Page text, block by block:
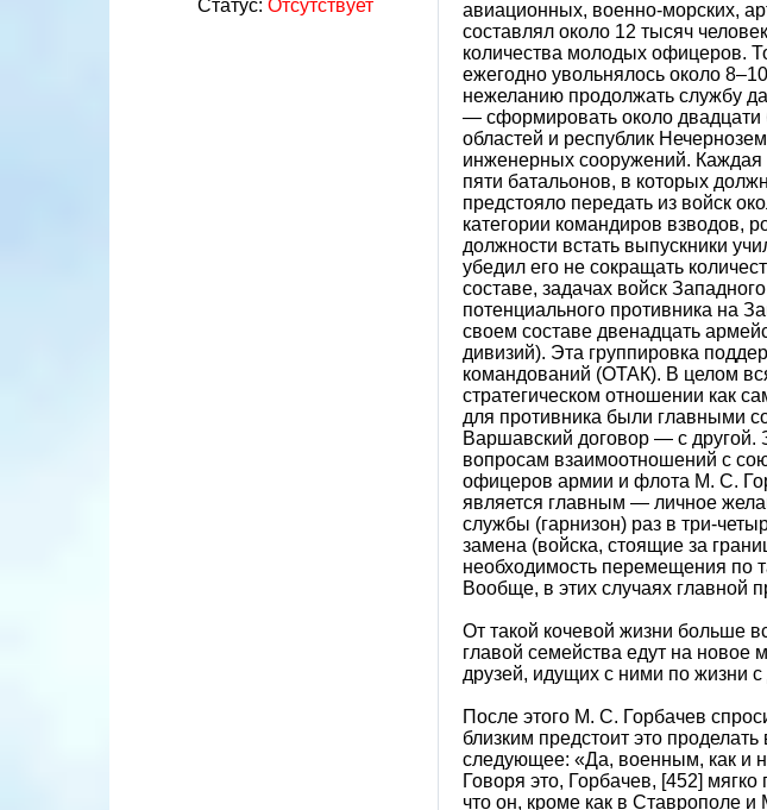
Статус: Отсутствует
авиационных, военно-морских,
составлял около 12 тысяч
количества молодых офицеров.
ежегодно увольнялось около
нежеланию продолжать службу
— сформировать около двадцати
областей и республик
инженерных сооружений. Каждая
пяти батальонов, в которых
предстояло передать из войск
категории командиров взводов,
должности встать выпускники
убедил его не сокращать
составе, задачах войск
потенциального противника на
своем составе двенадцать
дивизий). Эта группировка
командований (ОТАК). В целом
стратегическом отношении как
для противника были главными
Варшавский договор — с другой.
вопросам взаимоотношений с
офицеров армии и флота М. С.
является главным — личное
службы (гарнизон) раз в три-
замена (войска, стоящие за
необходимость перемещения по
Вообще, в этих случаях главной
От такой кочевой жизни больше
главой семейства едут на
друзей, идущих с ними по жизни
После этого М. С. Горбачев
близким предстоит это
следующее: «Да, военным, как и
Говоря это, Горбачев, [452]
что он, кроме как в Ставрополе